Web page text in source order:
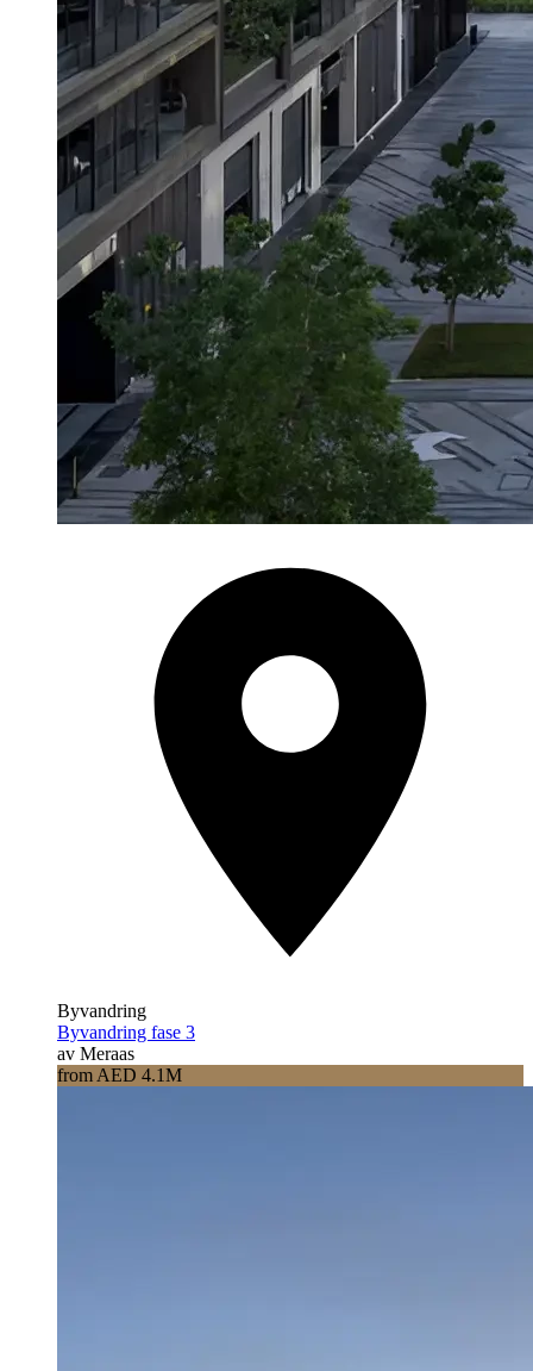
Byvandring
Byvandring fase 3
av Meraas
from AED 4.1M